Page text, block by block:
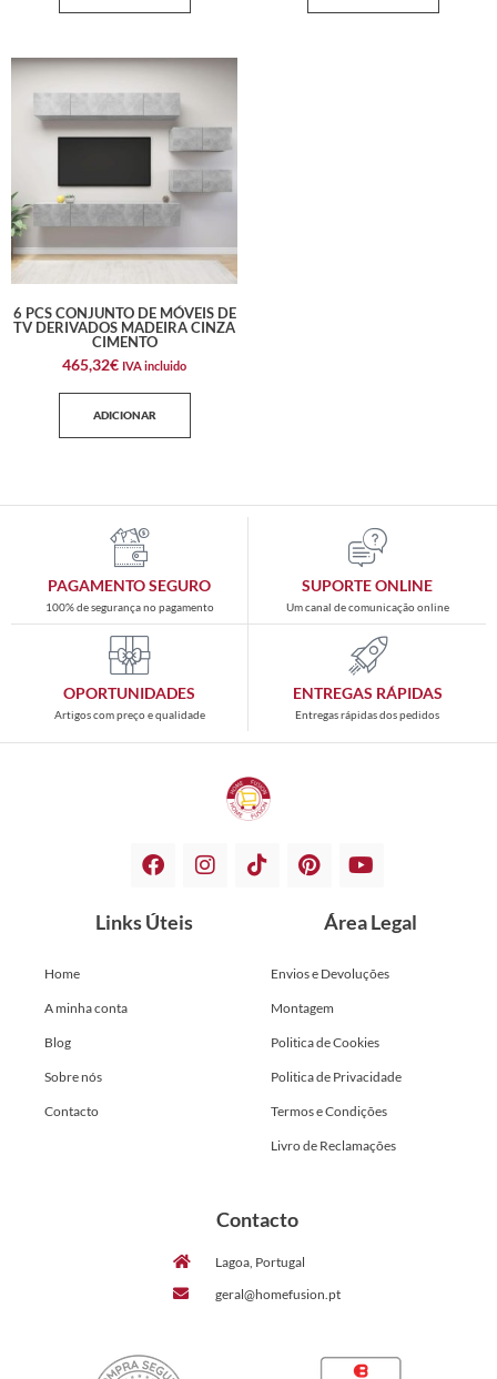
6 PCS CONJUNTO DE MÓVEIS DE
TV DERIVADOS MADEIRA CINZA
CIMENTO
465,32€ IVA incluido
ADICIONAR
PAGAMENTO SEGURO
100% de segurança no pagamento
SUPORTE ONLINE
Um canal de comunicação online
OPORTUNIDADES
Artigos com preço e qualidade
ENTREGAS RÁPIDAS
Entregas rápidas dos pedidos
Links Úteis
Home
A minha conta
Blog
Sobre nós
Contacto
Área Legal
Envios e Devoluções
Montagem
Politica de Cookies
Politica de Privacidade
Termos e Condições
Livro de Reclamações
Contacto
Lagoa, Portugal
geral@homefusion.pt